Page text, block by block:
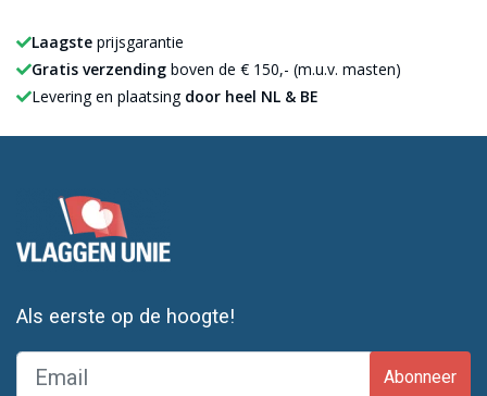
Laagste prijsgarantie
Gratis verzending boven de € 150,- (m.u.v. masten)
Levering en plaatsing door heel NL & BE
Als eerste op de hoogte!
Abonneer